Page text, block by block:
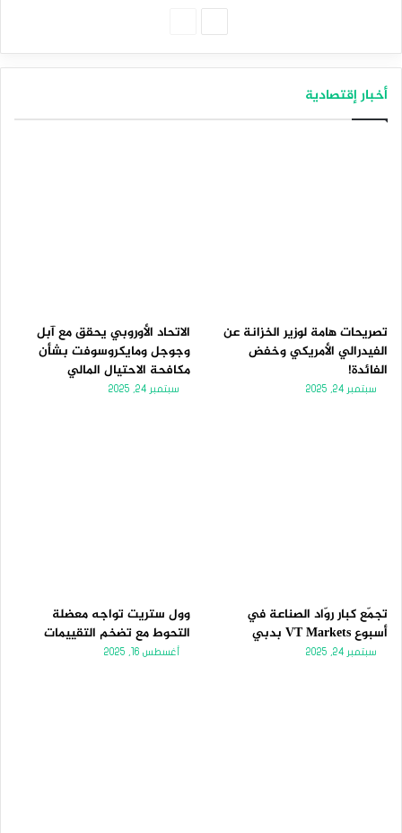
أخبار إقتصادية
تصريحات هامة لوزير الخزانة عن
الفيدرالي الأمريكي وخفض
الفائدة!
سبتمبر 24, 2025
الاتحاد الأوروبي يحقق مع آبل
وجوجل ومايكروسوفت بشأن
مكافحة الاحتيال المالي
سبتمبر 24, 2025
تجمّع كبار روّاد الصناعة في
أسبوع VT Markets بدبي
سبتمبر 24, 2025
وول ستريت تواجه معضلة
التحوط مع تضخم التقييمات
أغسطس 16, 2025